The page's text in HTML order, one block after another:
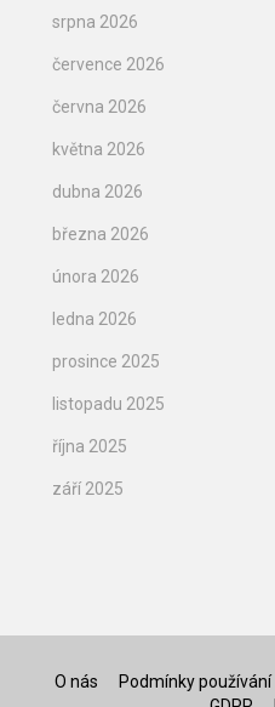
srpna 2026
července 2026
června 2026
května 2026
dubna 2026
března 2026
února 2026
ledna 2026
prosince 2025
listopadu 2025
října 2025
září 2025
O nás Podmínky používání